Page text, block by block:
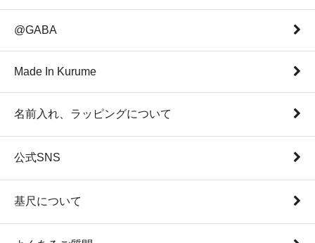
@GABA
Made In Kurume
名前入れ、ラッピングについて
公式SNS
基尺について